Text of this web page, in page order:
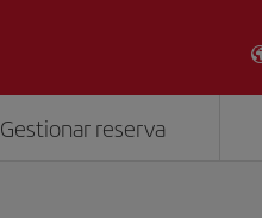
Gestionar reserva